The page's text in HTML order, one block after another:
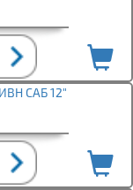
САБ 12"